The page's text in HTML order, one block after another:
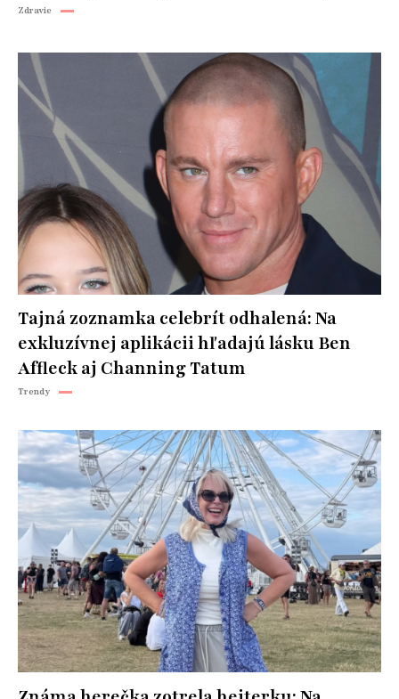
Zdravie
Tajná zoznamka celebrít odhalená: Na
exkluzívnej aplikácii hľadajú lásku Ben
Affleck aj Channing Tatum
Trendy